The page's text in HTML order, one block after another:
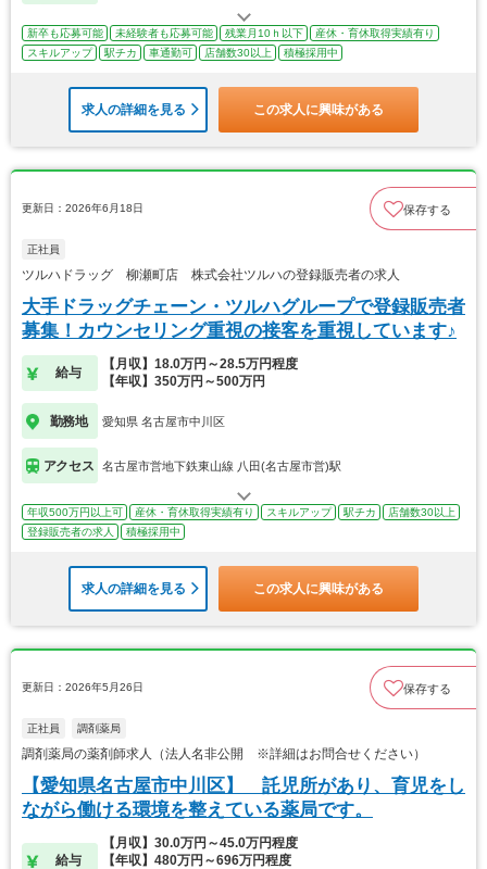
新卒も応募可能 未経験者も応募可能 残業月10ｈ以下
産休・育休取得実績有り
スキルアップ
駅チカ 車通勤可 店舗数30以上 積極採用中
求人の詳細を見る この求人に興味がある
更新日：2026年6月18日 保存する
正社員
ツルハドラッグ 柳瀬町店 株式会社ツルハの登録販売者の求人
大手ドラッグチェーン・ツルハグループで登録販売者
募集！カウンセリング重視の接客を重視しています♪
給与
【月収】18.0万円～28.5万円程度
【年収】350万円～500万円
勤務地 愛知県 名古屋市中川区
アクセス 名古屋市営地下鉄東山線 八田(名古屋市営)駅
年収500万円以上可 産休・育休取得実績有り スキルアップ 駅チカ
店舗数30以上
登録販売者の求人
積極採用中
求人の詳細を見る この求人に興味がある
更新日：2026年5月26日 保存する
正社員 調剤薬局
調剤薬局の薬剤師求人（法人名非公開 ※詳細はお問合せください）
【愛知県名古屋市中川区】 託児所があり、育児をし
ながら働ける環境を整えている薬局です。
給与
【月収】30.0万円～45.0万円程度
【年収】480万円～696万円程度